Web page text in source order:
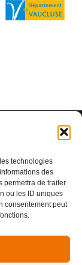
technologies
des
permettra de traiter
ou les ID uniques
consentement peut